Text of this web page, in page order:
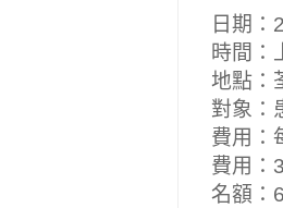
日期：
時間：
地點：
對象：
費用：
費用：
名額：